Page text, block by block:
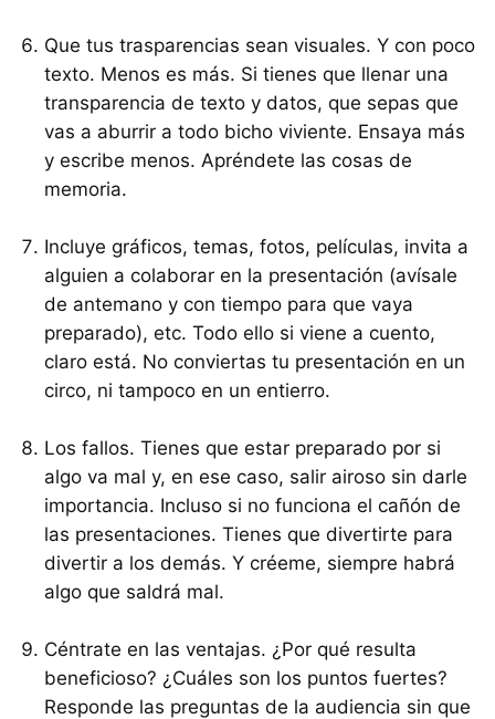
Que tus trasparencias sean visuales. Y con poco
texto. Menos es más. Si tienes que llenar una
transparencia de texto y datos, que sepas que
vas a aburrir a todo bicho viviente. Ensaya más
y escribe menos. Apréndete las cosas de
memoria.
Incluye gráficos, temas, fotos, películas, invita a
alguien a colaborar en la presentación (avísale
de antemano y con tiempo para que vaya
preparado), etc. Todo ello si viene a cuento,
claro está. No conviertas tu presentación en un
circo, ni tampoco en un entierro.
Los fallos. Tienes que estar preparado por si
algo va mal y, en ese caso, salir airoso sin darle
importancia. Incluso si no funciona el cañón de
las presentaciones. Tienes que divertirte para
divertir a los demás. Y créeme, siempre habrá
algo que saldrá mal.
Céntrate en las ventajas. ¿Por qué resulta
beneficioso? ¿Cuáles son los puntos fuertes?
Responde las preguntas de la audiencia sin que